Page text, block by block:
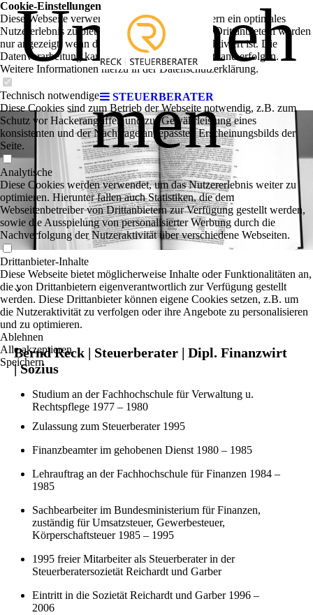
STEUERBERATER
Unterneh
men
Bernd Reck | Steuerberater | Dipl. Finanzwirt
| Sozius
Studium an der Fachhochschule für Verwaltung u.
Rechtspflege 1977 – 1980
Zulassung zum Steuerberater 1995
Finanzbeamter im gehobenen Dienst 1980 – 1985
Lehrauftrag an der Fachhochschule für Finanzen 1984 –
1985
Sachbearbeiter im Bundesministerium für Finanzen,
zuständig für Umsatzsteuer, Gewerbesteuer,
Körperschaftsteuer 1985 – 1995
1995 freier Mitarbeiter als Steuerberater in der
Steuerberatersozietät Reichardt und Garber
Eintritt in die Sozietät Reichardt und Garber 1996 –
2006
Cookie-Einstellungen
Diese Webseite verwendet Cookies, um Besuchern ein optimales
Nutzererlebnis zu bieten. Bestimmte Inhalte von Drittanbietern werden
nur angezeigt, wenn die entsprechende Option aktiviert ist. Die
Datenverarbeitung kann dann auch in einem Drittland erfolgen.
Weitere Informationen hierzu in der Datenschutzerklärung.
Technisch notwendige
Diese Cookies sind zum Betrieb der Webseite notwendig, z.B. zum
Schutz vor Hackerangriffen und zur Gewährleistung eines
konsistenten und der Nachfrage angepassten Erscheinungsbilds der
Seite.
Analytische
Diese Cookies werden verwendet, um das Nutzererlebnis weiter zu
optimieren. Hierunter fallen auch Statistiken, die dem
Webseitenbetreiber von Drittanbietern zur Verfügung gestellt werden,
sowie die Ausspielung von personalisierter Werbung durch die
Nachverfolgung der Nutzeraktivität über verschiedene Webseiten.
Drittanbieter-Inhalte
Diese Webseite bietet möglicherweise Inhalte oder Funktionalitäten an,
die von Drittanbietern eigenverantwortlich zur Verfügung gestellt
werden. Diese Drittanbieter können eigene Cookies setzen, z.B. um
die Nutzeraktivität zu verfolgen oder ihre Angebote zu personalisieren
und zu optimieren.
Ablehnen
Alle akzeptieren
Speichern